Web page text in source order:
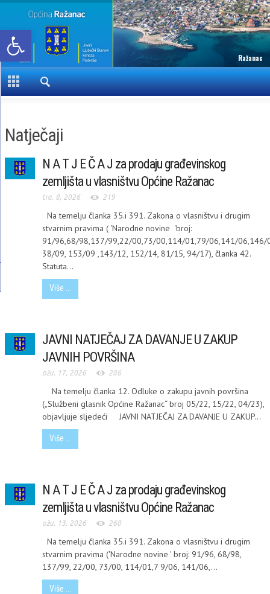
Open toolbar
Ražanac
Natječaji
N A T J E Č A J za prodaju građevinskog
zemljišta u vlasništvu Općine Ražanac
tra. 8, 2026 219
Na temelju članka 35.i 391. Zakona o vlasništvu i drugim
stvarnim pravima ( 'Narodne novine 'broj:
91/96,68/98,137/99,22/00,73/00,114/01,79/06,141/06,146/
38/09, 153/09 ,143/12, 152/14, 81/15, 94/17), članka 42.
Statuta...
Više ...
JAVNI NATJEČAJ ZA DAVANJE U ZAKUP
JAVNIH POVRŠINA
ožu. 17, 2026 286
Na temelju članka 12. Odluke o zakupu javnih površina
(„Službeni glasnik Općine Ražanac“ broj 05/22, 15/22, 04/23),
objavljuje sljedeći JAVNI NATJEČAJ ZA DAVANJE U ZAKUP...
Više ...
N A T J E Č A J za prodaju građevinskog
zemljišta u vlasništvu Općine Ražanac
ožu. 13, 2026 260
Na temelju članka 35.i 391. Zakona o vlasništvu i drugim
stvarnim pravima ('Narodne novine ' broj: 91/96, 68/98,
137/99, 22/00, 73/00, 114/01,7 9/06, 141/06,...
Više ...